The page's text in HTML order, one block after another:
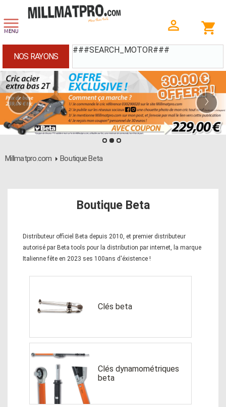
###SEARCH_MOTOR###
NOS RAYONS
‹ ›
Millmatpro.com Boutique Beta
Boutique Beta
Distributeur officiel Beta depuis 2010, et premier distributeur
autorisé par Beta tools pour la distribution par internet, la marque
Italienne fête en 2023 ses 100ans d'éxistence !
Clés beta
Clés dynamométriques
beta